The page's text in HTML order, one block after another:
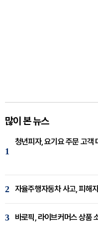
많이 본 뉴스
1
청년피자, 요기요 주문 고객
2 자율주행자동차 사고, 피해
3 바로픽, 라이브커머스 상품